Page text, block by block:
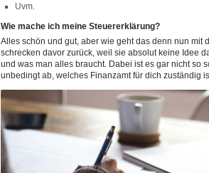
Uvm.
Wie mache ich meine Steuererklärung?
Alles schön und gut, aber wie geht das denn nun mit
schrecken davor zurück, weil sie absolut keine Idee
und was man alles braucht. Dabei ist es gar nicht so
unbedingt ab, welches Finanzamt für dich zuständig